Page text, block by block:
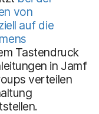
von
auf die
Tastendruck
in Jamf
verteilen